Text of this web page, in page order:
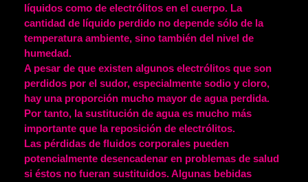
líquidos como de electrólitos en el cuerpo. La
cantidad de líquido perdido no depende sólo de la
temperatura ambiente, sino también del nivel de
humedad.
A pesar de que existen algunos electrólitos que son
perdidos por el sudor, especialmente sodio y cloro,
hay una proporción mucho mayor de agua perdida.
Por tanto, la sustitución de agua es mucho más
importante que la reposición de electrólitos.
Las pérdidas de fluidos corporales pueden
potencialmente desencadenar en problemas de salud
si éstos no fueran sustituidos. Algunas bebidas